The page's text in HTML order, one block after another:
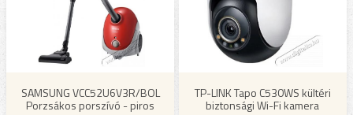
SAMSUNG VCC52U6V3R/BOL
Porzsákos porszívó - piros
TP-LINK Tapo C530WS kültéri
biztonsági Wi-Fi kamera